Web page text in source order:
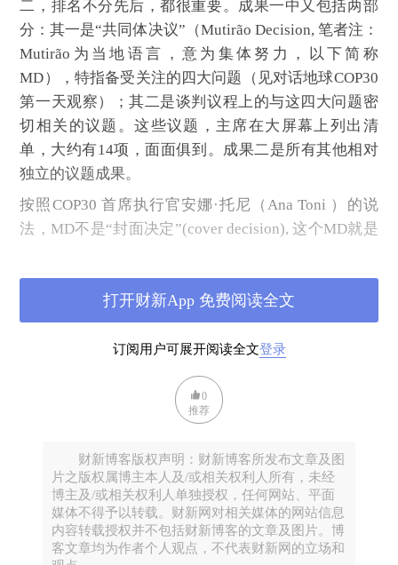
二，排名不分先后，都很重要。成果一中又包括两部
分：其一是“共同体决议”（Mutirão Decision, 笔者注：
Mutirão为当地语言，意为集体努力，以下简称
MD），特指备受关注的四大问题（见对话地球COP30
第一天观察）；其二是谈判议程上的与这四大问题密
切相关的议题。这些议题，主席在大屏幕上列出清
单，大约有14项，面面俱到。成果二是所有其他相对
独立的议题成果。
按照COP30 首席执行官安娜·托尼（Ana Toni ）的说
法，MD不是“封面决定”(cover decision), 这个MD就是
加班加点
主席团制定了雄心勃勃的时间表：如对话地球COP30
第六天观察中提到的，仍然在持续的技术性磋商将在
周二（即当地时间11月18日）结束，核心工作在周三
结束，周五大会按期结束，在工作进程上为未来气候
谈判留下贝伦遗产。确实，COP30其实还有一个“隐
论。虽然在谈判中着墨不多，主席团用实际行动来提
高效率，值得赞赏。
为履行这个时间表，大会主席要求缔约方即刻进入“特
设工作组”模式(task-force mode)，加班甚至连轴转可
能必不可少，会场已经准备好加班餐。面对记者的疑
订阅用户可展开阅读全文登录
打开财新App 免费阅读全文
0
推荐
财新博客版权声明：财新博客所发布文章及图
片之版权属博主本人及/或相关权利人所有，未经
博主及/或相关权利人单独授权，任何网站、平面
媒体不得予以转载。财新网对相关媒体的网站信息
内容转载授权并不包括财新博客的文章及图片。博
客文章均为作者个人观点，不代表财新网的立场和